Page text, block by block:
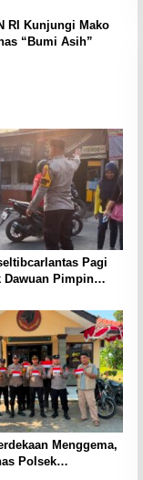
RI Kunjungi Mako
“Bumi Asih”
Pagi
Dawuan Pimpin
Menggema,
Polsek